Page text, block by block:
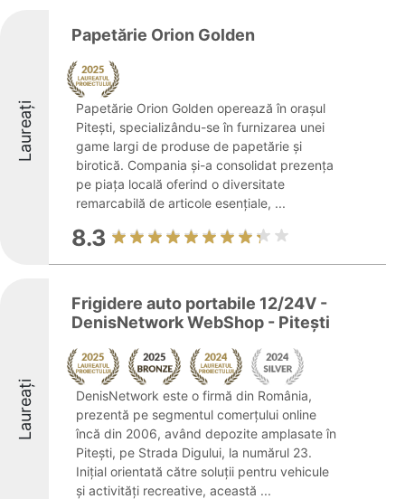
Laureați
Papetărie Orion Golden
Papetărie Orion Golden operează în orașul
Pitești, specializându-se în furnizarea unei
game largi de produse de papetărie și
birotică. Compania și-a consolidat prezența
pe piața locală oferind o diversitate
remarcabilă de articole esențiale, ...
8.3
Laureați
Frigidere auto portabile 12/24V -
DenisNetwork WebShop - Pitești
DenisNetwork este o firmă din România,
prezentă pe segmentul comerțului online
încă din 2006, având depozite amplasate în
Pitești, pe Strada Digului, la numărul 23.
Inițial orientată către soluții pentru vehicule
și activități recreative, această ...